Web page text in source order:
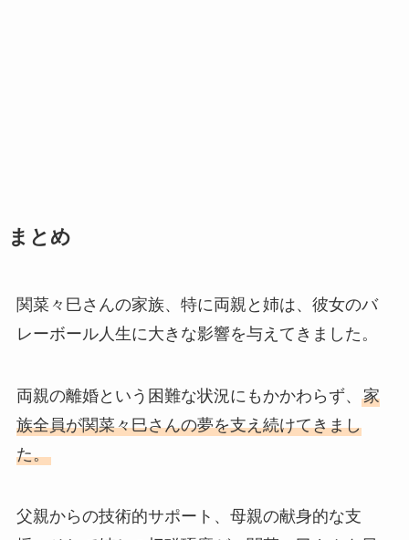
まとめ
関菜々巳さんの家族、特に両親と姉は、彼女のバ
レーボール人生に大きな影響を与えてきました。
両親の離婚という困難な状況にもかかわらず、 家
族全員が関菜々巳さんの夢を支え続けてきまし
た。
父親からの技術的サポート、母親の献身的な支